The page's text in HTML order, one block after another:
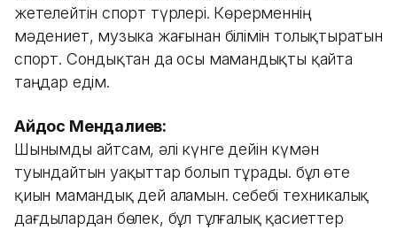
жетелейтін спорт түрлері. Көрерменнің
мәдениет, музыка жағынан білімін толықтыратын
спорт. Сондықтан да осы мамандықты қайта
таңдар едім.
Айдос Мендалиев:
Шынымды айтсам, әлі күнге дейін күмән
туындайтын уақыттар болып тұрады. бұл өте
қиын мамандық дей аламын. себебі техникалық
дағдылардан бөлек, бұл тұлғалық қасиеттер